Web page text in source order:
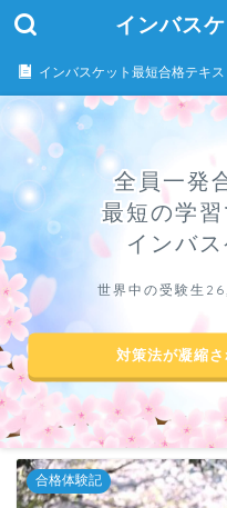
インバス
インバスケット最短合格テキス
全員一発
最短の学
インバ
世界中の受験生
対策法が凝縮
合格体験記